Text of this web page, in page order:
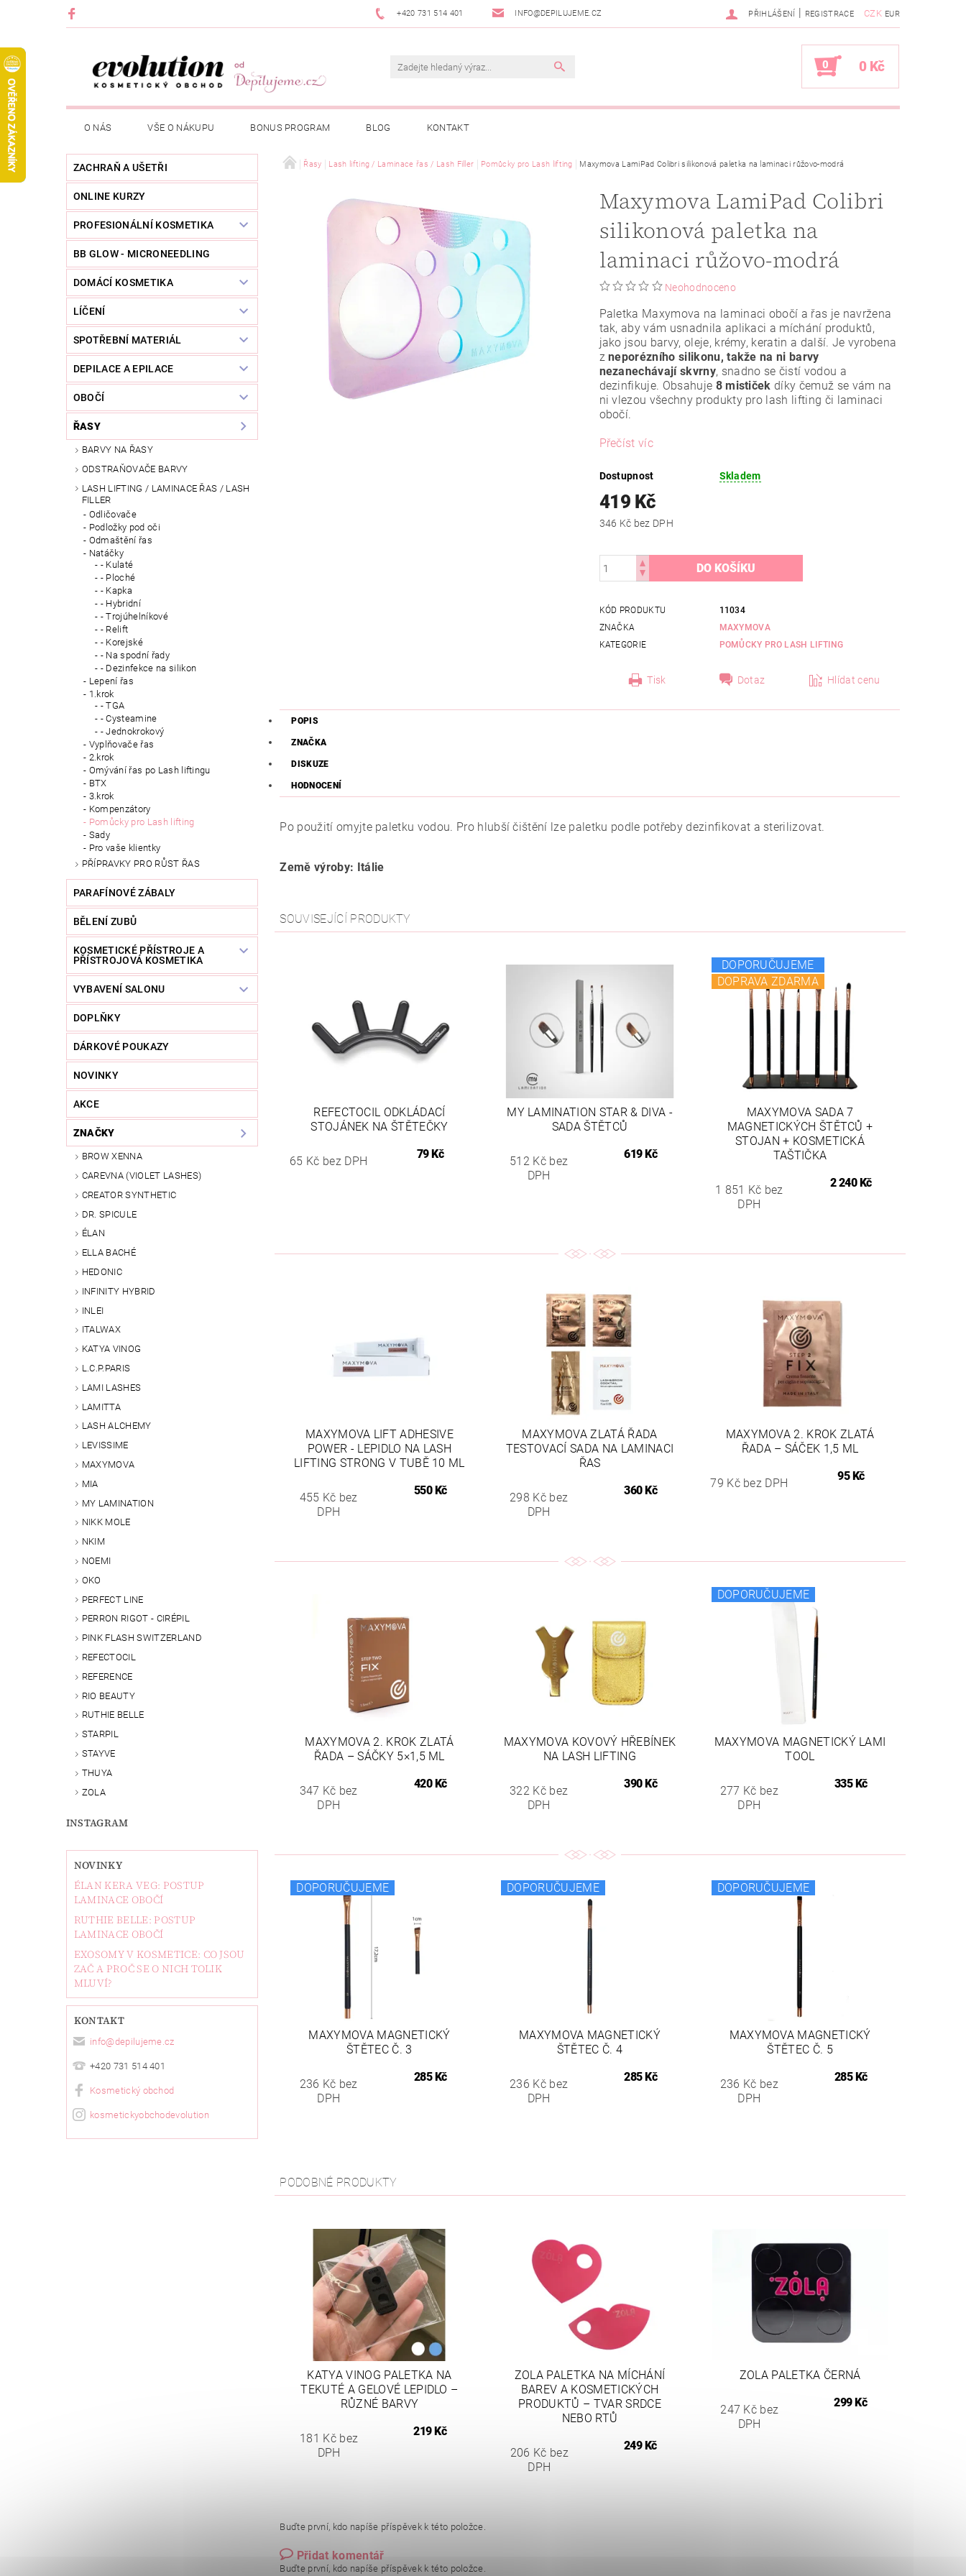
+420 731 514 401 INFO@DEPILUJEME.CZ CZK EUR
PŘIHLÁŠENÍ | REGISTRACE
0 0 Kč
O NÁS VŠE O NÁKUPU BONUS PROGRAM BLOG KONTAKT
ZACHRAŇ A UŠETŘI
ONLINE KURZY
PROFESIONÁLNÍ KOSMETIKA
BB GLOW - MICRONEEDLING
DOMÁCÍ KOSMETIKA
LÍČENÍ
SPOTŘEBNÍ MATERIÁL
DEPILACE A EPILACE
OBOČÍ
ŘASY
BARVY NA ŘASY
ODSTRAŇOVAČE BARVY
LASH LIFTING / LAMINACE ŘAS / LASH
FILLER
Odličovače
Podložky pod oči
Odmaštění řas
Natáčky
- Kulaté
- Ploché
- Kapka
- Hybridní
- Trojúhelníkové
- Relift
- Korejské
- Na spodní řady
- Dezinfekce na silikon
Lepení řas
1.krok
- TGA
- Cysteamine
- Jednokrokový
Vyplňovače řas
2.krok
Omývání řas po Lash liftingu
BTX
3.krok
Kompenzátory
Pomůcky pro Lash lifting
Sady
Pro vaše klientky
PŘÍPRAVKY PRO RŮST ŘAS
PARAFÍNOVÉ ZÁBALY
BĚLENÍ ZUBŮ
KOSMETICKÉ PŘÍSTROJE A
PŘÍSTROJOVÁ KOSMETIKA
VYBAVENÍ SALONU
DOPLŇKY
DÁRKOVÉ POUKAZY
NOVINKY
AKCE
ZNAČKY
BROW XENNA
CAREVNA (VIOLET LASHES)
CREATOR SYNTHETIC
DR. SPICULE
ÉLAN
ELLA BACHÉ
HEDONIC
INFINITY HYBRID
INLEI
ITALWAX
KATYA VINOG
L.C.P.PARIS
LAMI LASHES
LAMITTA
LASH ALCHEMY
LEVISSIME
MAXYMOVA
MIA
MY LAMINATION
NIKK MOLE
NKIM
NOEMI
OKO
PERFECT LINE
PERRON RIGOT - CIRÉPIL
PINK FLASH SWITZERLAND
REFECTOCIL
REFERENCE
RIO BEAUTY
RUTHIE BELLE
STARPIL
STAYVE
THUYA
ZOLA
INSTAGRAM
NOVINKY
ÉLAN KERA VEG: POSTUP
LAMINACE OBOČÍ
RUTHIE BELLE: POSTUP
LAMINACE OBOČÍ
EXOSOMY V KOSMETICE: CO JSOU
ZAČ A PROČ SE O NICH TOLIK
MLUVÍ?
KONTAKT
info@depilujeme.cz
+420 731 514 401
Kosmetický obchod
kosmetickyobchodevolution
Řasy Lash lifting / Laminace řas / Lash Filler Pomůcky pro Lash lifting Maxymova LamiPad Colibri silikonová paletka na laminaci růžovo-modrá
Maxymova LamiPad Colibri
silikonová paletka na
laminaci růžovo-modrá
Neohodnoceno
Paletka Maxymova na laminaci obočí a řas je navržena
tak, aby vám usnadnila aplikaci a míchání produktů,
jako jsou barvy, oleje, krémy, keratin a další. Je vyrobena
zneporézního silikonu, takže na ni barvy
nezanechávají skvrny, snadno se čistí vodou a
dezinfikuje. Obsahuje 8 mističek díky čemuž se vám na
ni vlezou všechny produkty pro lash lifting či laminaci
obočí.
Přečíst víc
Dostupnost Skladem
419 Kč
346 Kč bez DPH
KÓD PRODUKTU
11034
ZNAČKA
MAXYMOVA
KATEGORIE
POMŮCKY PRO LASH LIFTING
Tisk Dotaz Hlídat cenu
POPIS
ZNAČKA
DISKUZE
HODNOCENÍ
Po použití omyjte paletku vodou. Pro hlubší čištění lze paletku podle potřeby dezinfikovat a sterilizovat.
Země výroby: Itálie
SOUVISEJÍCÍ PRODUKTY
REFECTOCIL ODKLÁDACÍ
STOJÁNEK NA ŠTĚTEČKY
65 Kč bez DPH
79 Kč
MY LAMINATION STAR & DIVA -
SADA ŠTĚTCŮ
512 Kč bez
DPH
619 Kč
DOPORUČUJEME
DOPRAVA ZDARMA
MAXYMOVA SADA 7
MAGNETICKÝCH ŠTĚTCŮ +
STOJAN + KOSMETICKÁ
TAŠTIČKA
1 851 Kč bez
DPH
2 240 Kč
MAXYMOVA LIFT ADHESIVE
POWER - LEPIDLO NA LASH
LIFTING STRONG V TUBĚ 10 ML
455 Kč bez
DPH
550 Kč
MAXYMOVA ZLATÁ ŘADA
TESTOVACÍ SADA NA LAMINACI
ŘAS
298 Kč bez
DPH
360 Kč
MAXYMOVA 2. KROK ZLATÁ
ŘADA – SÁČEK 1,5 ML
79 Kč bez DPH
95 Kč
MAXYMOVA 2. KROK ZLATÁ
ŘADA – SÁČKY 5×1,5 ML
347 Kč bez
DPH
420 Kč
MAXYMOVA KOVOVÝ HŘEBÍNEK
NA LASH LIFTING
322 Kč bez
DPH
390 Kč
DOPORUČUJEME
MAXYMOVA MAGNETICKÝ LAMI
TOOL
277 Kč bez
DPH
335 Kč
DOPORUČUJEME
MAXYMOVA MAGNETICKÝ
ŠTĚTEC Č. 3
236 Kč bez
DPH
285 Kč
DOPORUČUJEME
MAXYMOVA MAGNETICKÝ
ŠTĚTEC Č. 4
236 Kč bez
DPH
285 Kč
DOPORUČUJEME
MAXYMOVA MAGNETICKÝ
ŠTĚTEC Č. 5
236 Kč bez
DPH
285 Kč
PODOBNÉ PRODUKTY
KATYA VINOG PALETKA NA
TEKUTÉ A GELOVÉ LEPIDLO –
RŮZNÉ BARVY
181 Kč bez
DPH
219 Kč
ZOLA PALETKA NA MÍCHÁNÍ
BAREV A KOSMETICKÝCH
PRODUKTŮ – TVAR SRDCE
NEBO RTŮ
206 Kč bez
DPH
249 Kč
ZOLA PALETKA ČERNÁ
247 Kč bez
DPH
299 Kč
Buďte první, kdo napíše příspěvek k této položce.
Přidat komentář
Buďte první, kdo napíše příspěvek k této položce.